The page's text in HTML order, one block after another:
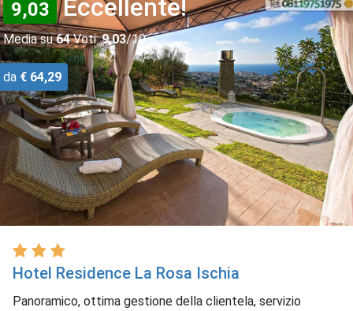
9,03 Eccellente!
Media su64Voti: 9,03/10
da € 64,29
Hotel Residence La Rosa Ischia
Panoramico, ottima gestione della clientela, servizio